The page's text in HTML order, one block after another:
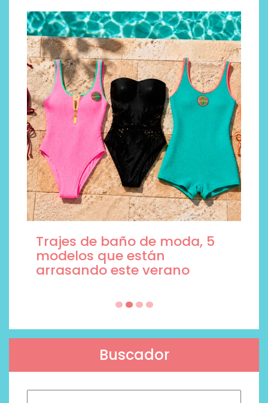
Trajes de baño de moda, 5
modelos que están
arrasando este verano
Buscador